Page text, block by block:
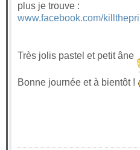
plus je trouve :
www.facebook.com/
Très jolis pastel et petit âne
Bonne journée et à bientôt !